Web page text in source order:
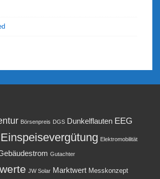
Börsenpreis DGS Dunkelflauten EEG
Einspeisevergütung Elektromobilität
Gutachter
JW Solar Marktwert Messkonzept